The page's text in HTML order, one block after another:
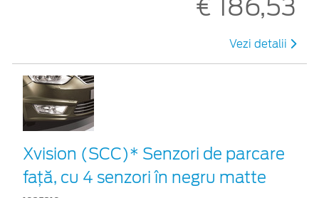
€ 186,53
Vezi detalii
Xvision (SCC)* Senzori de parcare
faţă, cu 4 senzori în negru matte